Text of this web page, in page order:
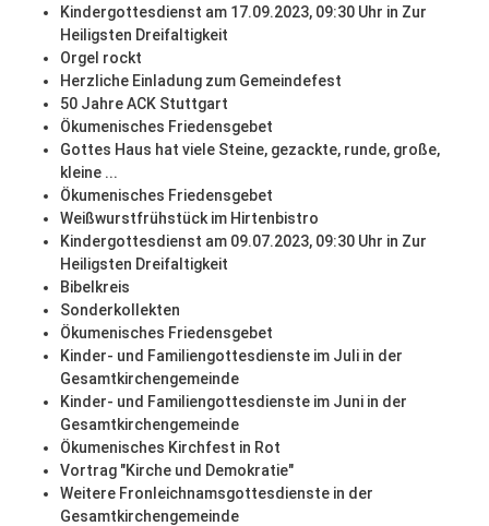
Kindergottesdienst am 17.09.2023, 09:30 Uhr in Zur
Heiligsten Dreifaltigkeit
Orgel rockt
Herzliche Einladung zum Gemeindefest
50 Jahre ACK Stuttgart
Ökumenisches Friedensgebet
Gottes Haus hat viele Steine, gezackte, runde, große,
kleine ...
Ökumenisches Friedensgebet
Weißwurstfrühstück im Hirtenbistro
Kindergottesdienst am 09.07.2023, 09:30 Uhr in Zur
Heiligsten Dreifaltigkeit
Bibelkreis
Sonderkollekten
Ökumenisches Friedensgebet
Kinder- und Familiengottesdienste im Juli in der
Gesamtkirchengemeinde
Kinder- und Familiengottesdienste im Juni in der
Gesamtkirchengemeinde
Ökumenisches Kirchfest in Rot
Vortrag "Kirche und Demokratie"
Weitere Fronleichnamsgottesdienste in der
Gesamtkirchengemeinde